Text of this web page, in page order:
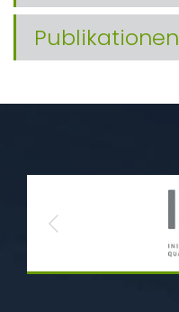
Publikationen
Previous